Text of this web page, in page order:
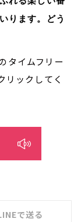
ります。どう
タイムフリー
リックしてく
で送る